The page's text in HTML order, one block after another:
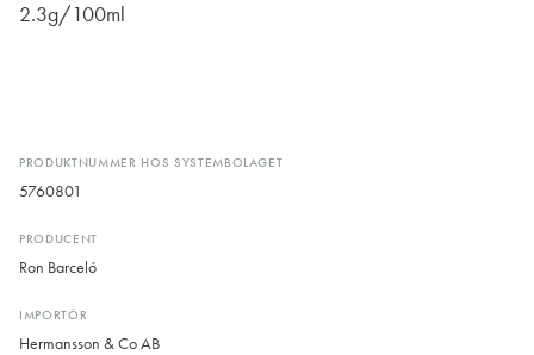
PRODUKTNUMMER HOS SYSTEMBOLAGET
5760801
PRODUCENT
Ron Barceló
IMPORTÖR
Hermansson & Co AB
2.3g/100ml